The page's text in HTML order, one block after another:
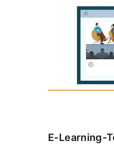
E-Learning-